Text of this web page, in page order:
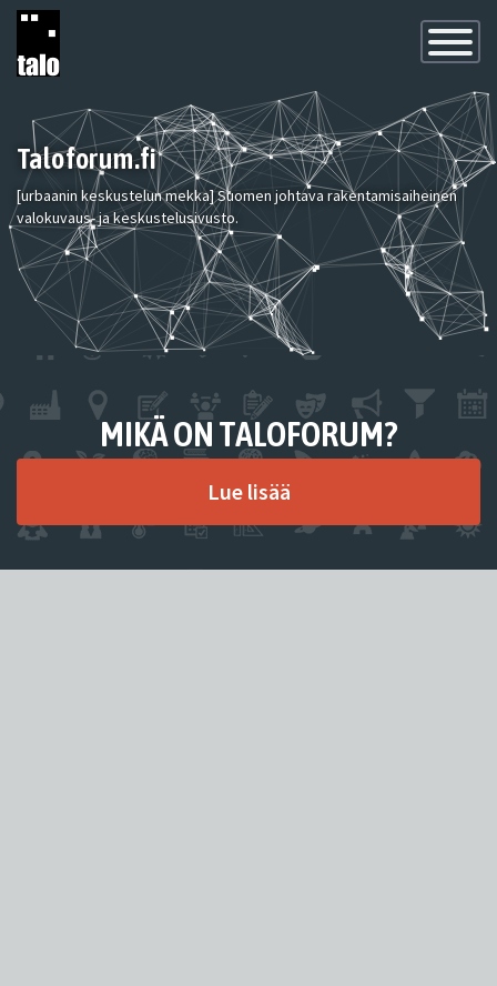
Toggle
Taloforum.fi
[urbaanin keskustelun mekka] Suomen johtava rakentamisaiheinen
valokuvaus- ja keskustelusivusto.
MIKÄ ON TALOFORUM?
Lue lisää